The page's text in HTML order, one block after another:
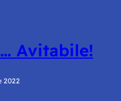
Avitabile!
2022